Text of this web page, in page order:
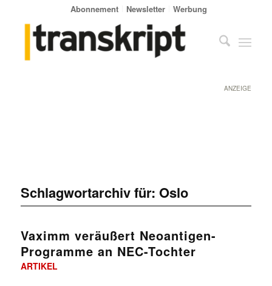
Abonnement Newsletter Werbung
ANZEIGE
Schlagwortarchiv für: Oslo
Vaximm veräußert Neoantigen-
Programme an NEC-Tochter
ARTIKEL